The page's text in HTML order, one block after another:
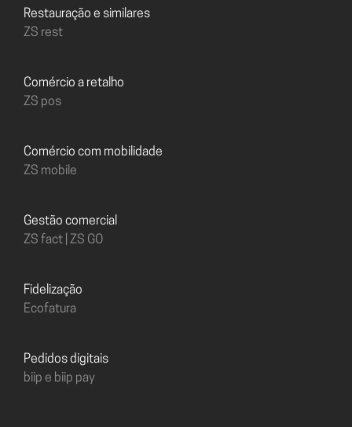
Restauração e similares
ZS rest
Comércio a retalho
ZS pos
Comércio com mobilidade
ZS mobile
Gestão comercial
ZS fact | ZS GO
Fidelização
Ecofatura
Pedidos digitais
biip e biip pay